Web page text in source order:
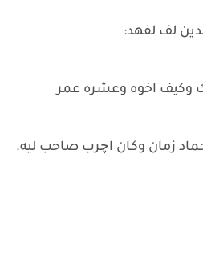
لف لفهد:
وكيف اخوه وعشره عمر
زمان وكان اچرب صاحب ليه.